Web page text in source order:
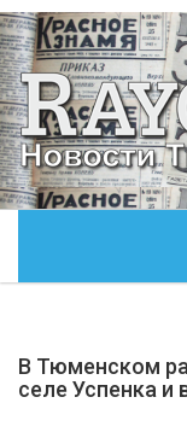
ОБЩЕСТВО
В Тюменском
селе Успенка и